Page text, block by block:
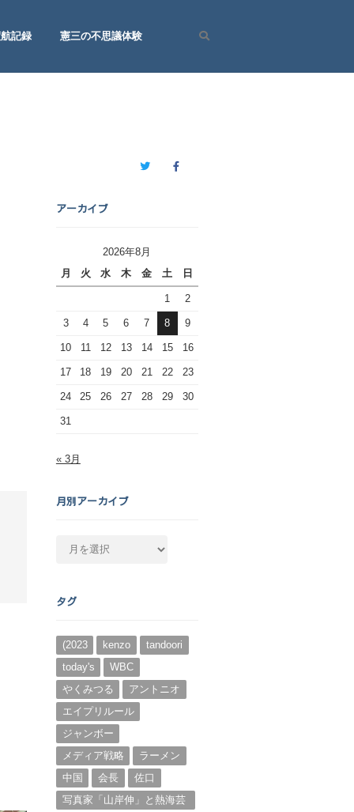
記録
憲三の不思議体験
TwitterFacebook
アーカイブ
2026年8月
月
火 水 木 金 土 日
1 2
3 4 5 6 7 8 9
10 11 12 13 14 15 16
17 18 19 20 21 22 23
24 25 26 27 28 29 30
31
« 3月
月別アーカイブ
カ
ブ
タグ
(2023 kenzo
tandoori
today's
WBC
やくみつる
アントニオ
エイプリルール
ジャンボー
メディア戦略
ラーメン
中国
会長
佐口
写真家「山岸伸」と熱海芸